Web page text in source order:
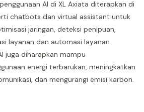
AI di XL Axiata diterapkan di
chatbots dan virtual assistant untuk
jaringan, deteksi penipuan,
layanan dan automasi layanan
juga diharapkan mampu
energi terbarukan, meningkatkan
dan mengurangi emisi karbon.